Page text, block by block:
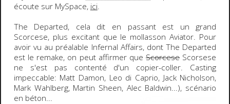
écoute sur MySpace, ici.
The Departed, cela dit en passant est un grand
Scorcese, plus excitant que le mollasson Aviator. Pour
avoir vu au préalable Infernal Affairs, dont The Departed
est le remake, on peut affirmer queScorcese Scorsese
ne s'est pas contenté d'un copier-coller. Casting
impeccable: Matt Damon, Leo di Caprio, Jack Nicholson,
Mark Wahlberg, Martin Sheen, Alec Baldwin...), scénario
en béton...